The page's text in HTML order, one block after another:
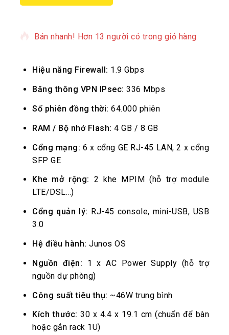
Bán nhanh! Hơn 13 người có trong giỏ hàng
Hiệu năng Firewall: 1.9 Gbps
Băng thông VPN IPsec: 336 Mbps
Số phiên đồng thời: 64.000 phiên
RAM / Bộ nhớ Flash: 4 GB / 8 GB
Cổng mạng: 6 x cổng GE RJ-45 LAN, 2 x cổng
SFP GE
Khe mở rộng: 2 khe MPIM (hỗ trợ module
LTE/DSL…)
Cổng quản lý: RJ-45 console, mini-USB, USB
3.0
Hệ điều hành: Junos OS
Nguồn điện: 1 x AC Power Supply (hỗ trợ
nguồn dự phòng)
Công suất tiêu thụ: ~46W trung bình
Kích thước: 30 x 4.4 x 19.1 cm (chuẩn để bàn
hoặc gắn rack 1U)